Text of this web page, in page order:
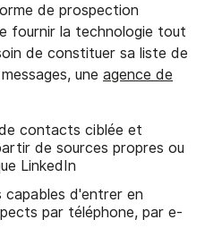
de prospection
fournir la technologie tout
de constituer sa liste de
une agence de
contacts ciblée et
de sources propres ou
LinkedIn
capables d'entrer en
par téléphone, par e-